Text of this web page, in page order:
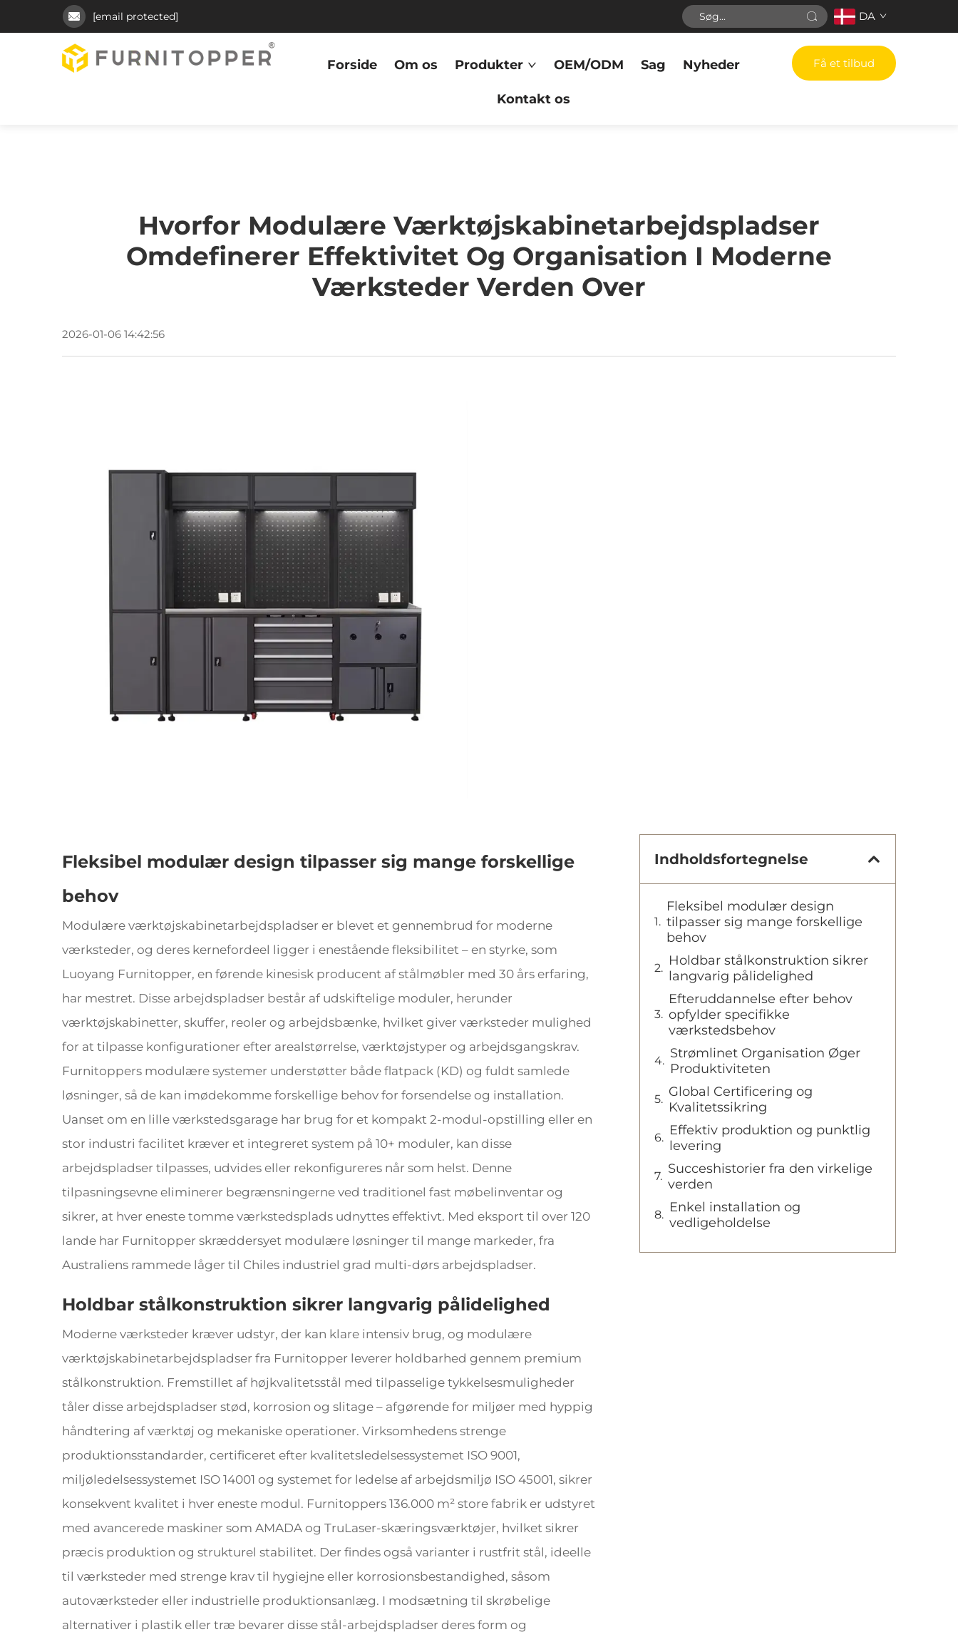
[email protected] DA
Forside Om os Produkter OEM/ODM Sag Nyheder
Kontakt os
Få et tilbud
Hvorfor Modulære Værktøjskabinetarbejdspladser
Omdefinerer Effektivitet Og Organisation I Moderne
Værksteder Verden Over
2026-01-06 14:42:56
Fleksibel modulær design tilpasser sig mange forskellige
behov
Modulære værktøjskabinetarbejdspladser er blevet et gennembrud for moderne
værksteder, og deres kernefordeel ligger i enestående fleksibilitet – en styrke, som
Luoyang Furnitopper, en førende kinesisk producent af stålmøbler med 30 års erfaring,
har mestret. Disse arbejdspladser består af udskiftelige moduler, herunder
værktøjskabinetter, skuffer, reoler og arbejdsbænke, hvilket giver værksteder mulighed
for at tilpasse konfigurationer efter arealstørrelse, værktøjstyper og arbejdsgangskrav.
Furnitoppers modulære systemer understøtter både flatpack (KD) og fuldt samlede
løsninger, så de kan imødekomme forskellige behov for forsendelse og installation.
Uanset om en lille værkstedsgarage har brug for et kompakt 2-modul-opstilling eller en
stor industri facilitet kræver et integreret system på 10+ moduler, kan disse
arbejdspladser tilpasses, udvides eller rekonfigureres når som helst. Denne
tilpasningsevne eliminerer begrænsningerne ved traditionel fast møbelinventar og
sikrer, at hver eneste tomme værkstedsplads udnyttes effektivt. Med eksport til over 120
lande har Furnitopper skræddersyet modulære løsninger til mange markeder, fra
Australiens rammede låger til Chiles industriel grad multi-dørs arbejdspladser.
Holdbar stålkonstruktion sikrer langvarig pålidelighed
Moderne værksteder kræver udstyr, der kan klare intensiv brug, og modulære
værktøjskabinetarbejdspladser fra Furnitopper leverer holdbarhed gennem premium
stålkonstruktion. Fremstillet af højkvalitetsstål med tilpasselige tykkelsesmuligheder
tåler disse arbejdspladser stød, korrosion og slitage – afgørende for miljøer med hyppig
håndtering af værktøj og mekaniske operationer. Virksomhedens strenge
produktionsstandarder, certificeret efter kvalitetsledelsessystemet ISO 9001,
miljøledelsessystemet ISO 14001 og systemet for ledelse af arbejdsmiljø ISO 45001, sikrer
konsekvent kvalitet i hver eneste modul. Furnitoppers 136.000 m² store fabrik er udstyret
med avancerede maskiner som AMADA og TruLaser-skæringsværktøjer, hvilket sikrer
præcis produktion og strukturel stabilitet. Der findes også varianter i rustfrit stål, ideelle
til værksteder med strenge krav til hygiejne eller korrosionsbestandighed, såsom
autoværksteder eller industrielle produktionsanlæg. I modsætning til skrøbelige
alternativer i plastik eller træ bevarer disse stål-arbejdspladser deres form og
Indholdsfortegnelse
Fleksibel modulær design
tilpasser sig mange forskellige
behov
Holdbar stålkonstruktion sikrer
langvarig pålidelighed
Efteruddannelse efter behov
opfylder specifikke
værkstedsbehov
Strømlinet Organisation Øger
Produktiviteten
Global Certificering og
Kvalitetssikring
Effektiv produktion og punktlig
levering
Succeshistorier fra den virkelige
verden
Enkel installation og
vedligeholdelse